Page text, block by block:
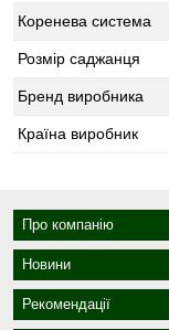
Коренева система
Розмір саджанця
Бренд виробника
Країна виробник
Про компанію
Новини
Рекомендації